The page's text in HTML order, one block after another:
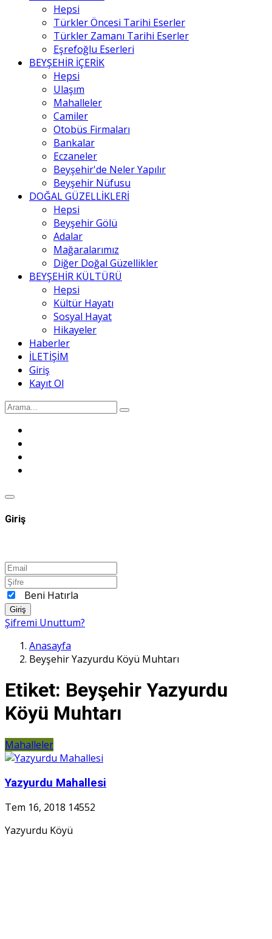
Hepsi
Türkler Öncesi Tarihi Eserler
Türkler Zamanı Tarihi Eserler
Eşrefoğlu Eserleri
BEYŞEHİR İÇERİK
Hepsi
Ulaşım
Mahalleler
Camiler
Otobüs Firmaları
Bankalar
Eczaneler
Beyşehir'de Neler Yapılır
Beyşehir Nüfusu
DOĞAL GÜZELLİKLERİ
Hepsi
Beyşehir Gölü
Adalar
Mağaralarımız
Diğer Doğal Güzellikler
BEYŞEHİR KÜLTÜRÜ
Hepsi
Kültür Hayatı
Sosyal Hayat
Hikayeler
Haberler
İLETİŞİM
Giriş
Kayıt Ol
Giriş
Beni Hatırla
Giriş
Şifremi Unuttum?
Anasayfa
Beyşehir Yazyurdu Köyü Muhtarı
Etiket: Beyşehir Yazyurdu
Köyü Muhtarı
Mahalleler
Yazyurdu Mahallesi
Tem 16, 2018 14552
Yazyurdu Köyü